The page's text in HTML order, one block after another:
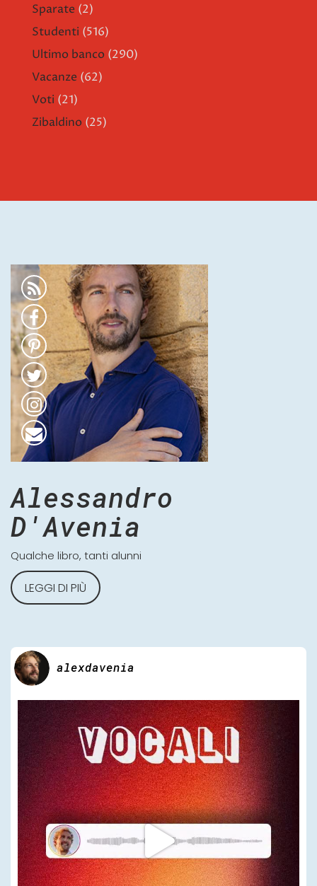
Sparate (2)
Studenti (516)
Ultimo banco (290)
Vacanze (62)
Voti (21)
Zibaldino (25)
Alessandro
D'Avenia
Qualche libro, tanti alunni
LEGGI DI PIÙ
alexdavenia